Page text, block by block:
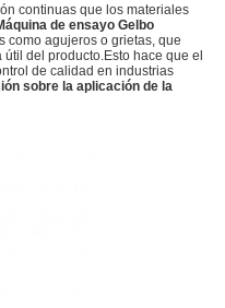
continuas que los materiales
de ensayo Gelbo
como agujeros o grietas, que
del producto.Esto hace que el
de calidad en industrias
sobre la aplicación de la